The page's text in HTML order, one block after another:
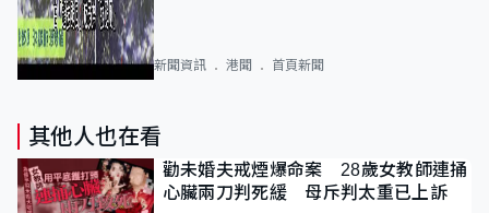
新聞資訊 港聞 首頁新聞
其他人也在看
勸未婚夫戒煙爆命案 28歲女教師連捅
心臟兩刀判死緩 母斥判太重已上訴